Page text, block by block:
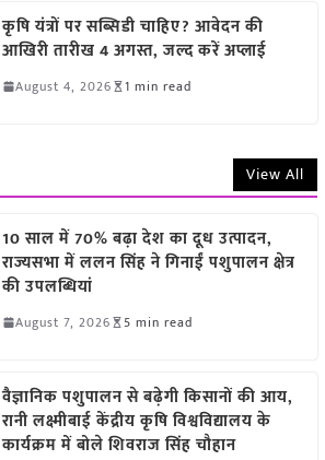
कृषि यंत्रों पर सब्सिडी चाहिए? आवेदन की
आखिरी तारीख 4 अगस्त, जल्द करें अप्लाई
August 4, 2026 1 min read
View All
10 साल में 70% बढ़ा देश का दूध उत्पादन,
राज्यसभा में ललन सिंह ने गिनाईं पशुपालन क्षेत्र
की उपलब्धियां
August 7, 2026 5 min read
वैज्ञानिक पशुपालन से बढ़ेगी किसानों की आय,
रानी लक्ष्मीबाई केंद्रीय कृषि विश्वविद्यालय के
कार्यक्रम में बोले शिवराज सिंह चौहान